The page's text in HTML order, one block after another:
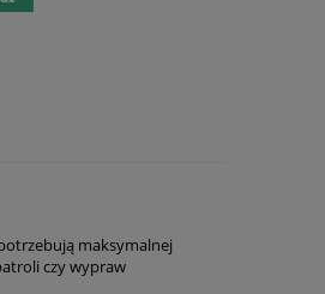
maksymalnej
czy wypraw